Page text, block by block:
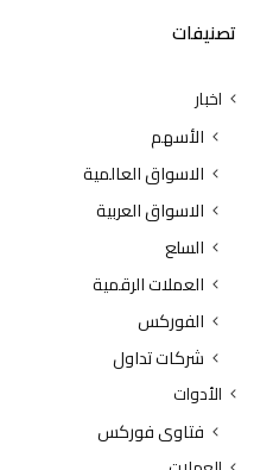
تصنيفات
اخبار
الأسهم
الاسواق العالمية
الاسواق العربية
السلع
العملات الرقمية
الفوركس
شركات تداول
الأدوات
فتاوى فوركس